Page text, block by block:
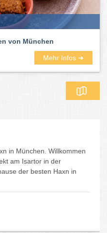
von München
Mehr Infos ➜
in München. Willkommen
am Isartor in der
der besten Haxn in